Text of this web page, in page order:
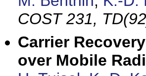
COST 231,
Carrier
over Mobile